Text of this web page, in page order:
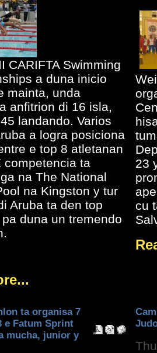
CARIFTA Swimming
a duna inicio
mainta, unda
anfitrion di 16 isla,
landando. Varios
a logra posiciona
e top 8 atletanan
competencia ta
na The National
na Kingston y tur
Aruba ta den top
duna un tremendo
23
cu
ta organisa 7
e Fatum Sprint
mucha, junior y